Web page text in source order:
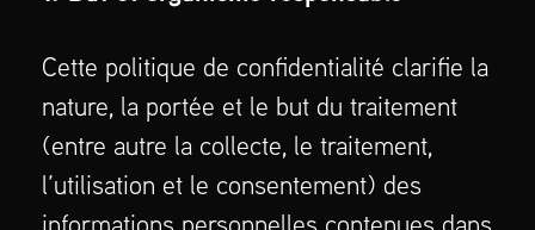
Cette politique de confidentialité clarifie la
nature, la portée et le but du traitement
(entre autre la collecte, le traitement,
l’utilisation et le consentement) des